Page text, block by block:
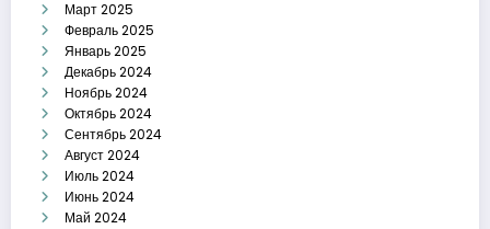
Март 2025
Февраль 2025
Январь 2025
Декабрь 2024
Ноябрь 2024
Октябрь 2024
Сентябрь 2024
Август 2024
Июль 2024
Июнь 2024
Май 2024